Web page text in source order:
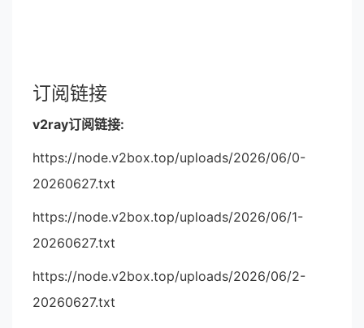
订阅链接
v2ray订阅链接:
https://node.v2box.top/uploads/2026/06/0-
20260627.txt
https://node.v2box.top/uploads/2026/06/1-
20260627.txt
https://node.v2box.top/uploads/2026/06/2-
20260627.txt